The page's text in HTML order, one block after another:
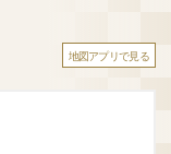
地図アプリで見る